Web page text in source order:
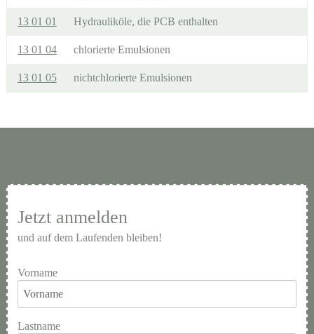
13 01 01 Hydrauliköle, die PCB enthalten
13 01 04 chlorierte Emulsionen
13 01 05 nichtchlorierte Emulsionen
Jetzt anmelden
und auf dem Laufenden bleiben!
Vorname
Lastname